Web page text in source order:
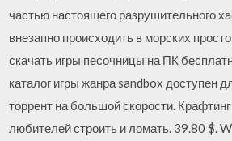
частью настоящего разрушительного
внезапно происходить в морских
скачать игры песочницы на ПК
каталог игры жанра sandbox доступен
торрент на большой скорости.
любителей строить и ломать. 39.80 $.